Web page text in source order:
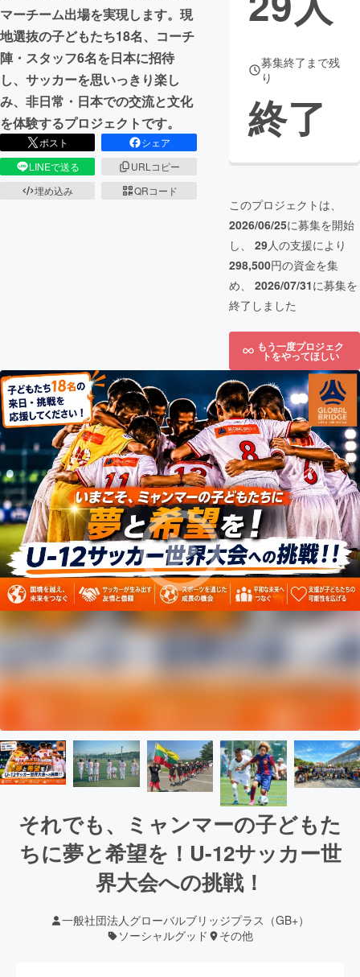
マーチーム出場を実現します。現
地選抜の子どもたち18名、コーチ
陣・スタッフ6名を日本に招待
し、サッカーを思いっきり楽し
み、非日常・日本での交流と文化
を体験するプロジェクトです。
ポスト
シェア
LINEで送る
URLコピー
埋め込み
QRコード
募集終了まで残
り
終了
このプロジェクトは、
2026/06/25に募集を開始
し、 29人の支援により
298,500円の資金を集
め、 2026/07/31に募集を
終了しました
もう一度プロジェク
トをやってほしい
それでも、ミャンマーの子どもた
ちに夢と希望を！U-12サッカー世
界大会への挑戦！
一般社団法人グローバルブリッジプラス（GB+）
ソーシャルグッド
その他